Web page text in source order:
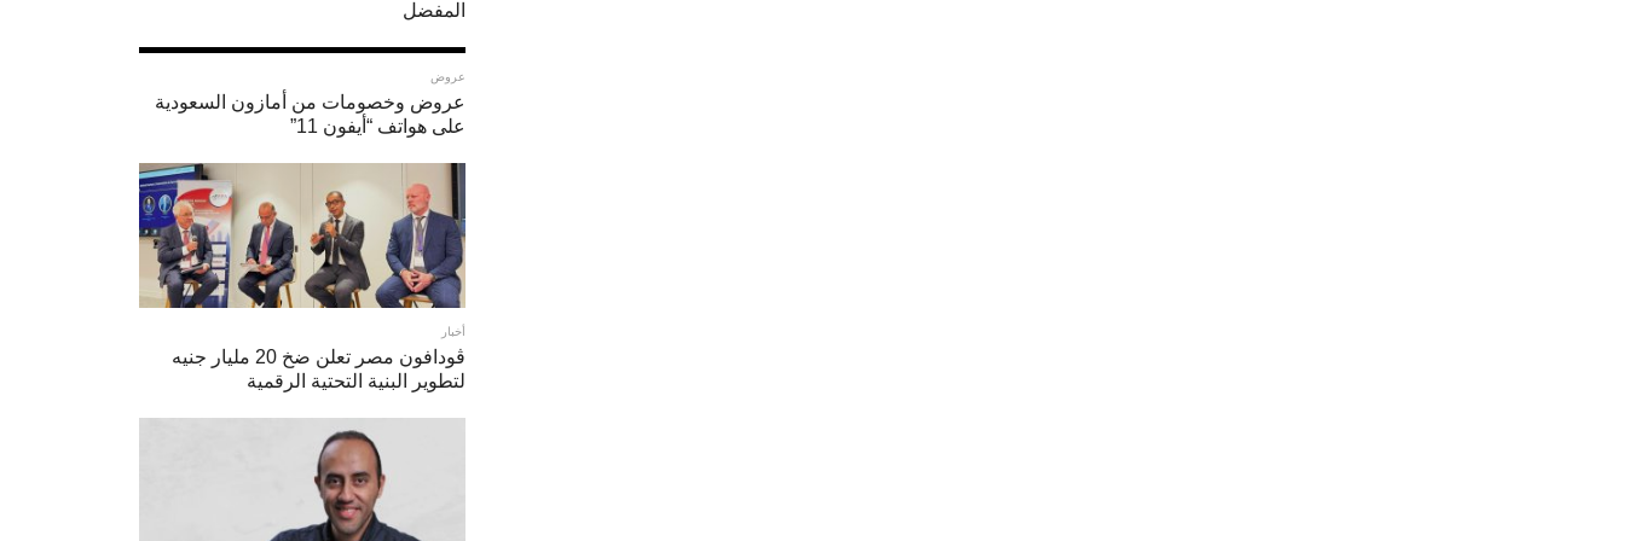
المفضل
عروض
عروض وخصومات من أمازون السعودية
على هواتف “أيفون 11”
أخبار
ڤودافون مصر تعلن ضخ 20 مليار جنيه
لتطوير البنية التحتية الرقمية